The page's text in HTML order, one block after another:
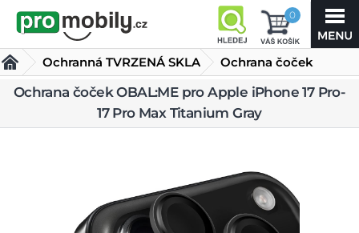
0
Ochranná TVRZENÁ SKLA
Ochrana čoček
OBAL:ME pro Apple
iPhone 17 Pro-17 Pro Max Titanium Gray
Ochrana čoček OBAL:ME pro Apple iPhone 17 Pro-
17 Pro Max Titanium Gray